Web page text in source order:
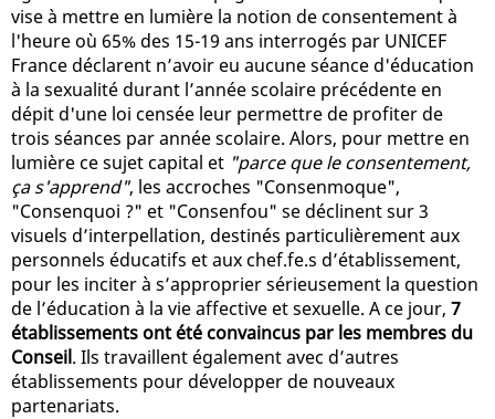
vise à mettre en lumière la notion de consentement à
l'heure où 65% des 15-19 ans interrogés par UNICEF
France déclarent n’avoir eu aucune séance d'éducation
à la sexualité durant l’année scolaire précédente en
dépit d'une loi censée leur permettre de profiter de
trois séances par année scolaire. Alors, pour mettre en
lumière ce sujet capital et "parce que le consentement,
ça s'apprend", les accroches "Consenmoque",
"Consenquoi ?" et "Consenfou" se déclinent sur 3
visuels d’interpellation, destinés particulièrement aux
personnels éducatifs et aux chef.fe.s d’établissement,
pour les inciter à s’approprier sérieusement la question
de l’éducation à la vie affective et sexuelle. A ce jour, 7
établissements ont été convaincus par les membres du
Conseil. Ils travaillent également avec d’autres
établissements pour développer de nouveaux
partenariats.